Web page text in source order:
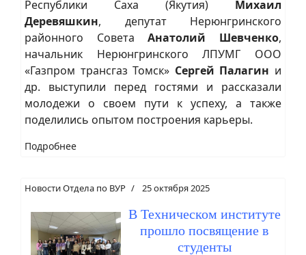
Республики Саха (Якутия) Михаил
Деревяшкин, депутат Нерюнгринского
районного СоветаАнатолий Шевченко,
начальник Нерюнгринского ЛПУМГ ООО
«Газпром трансгаз Томск» Сергей Палагин и
др. выступили перед гостями и рассказали
молодежи о своем пути к успеху, а также
поделились опытом построения карьеры.
Подробнее
Новости Отдела по ВУР 25 октября 2025
В Техническом институте
прошло посвящение в
студенты